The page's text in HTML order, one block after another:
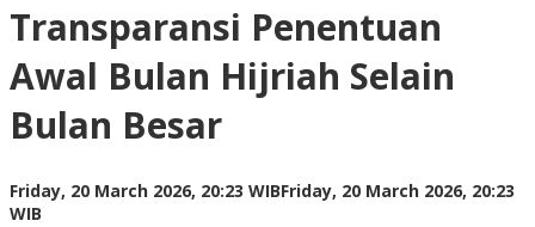
Transparansi Penentuan
Awal Bulan Hijriah Selain
Bulan Besar
Friday, 20 March 2026, 20:23 WIBFriday, 20 March 2026, 20:23
WIB